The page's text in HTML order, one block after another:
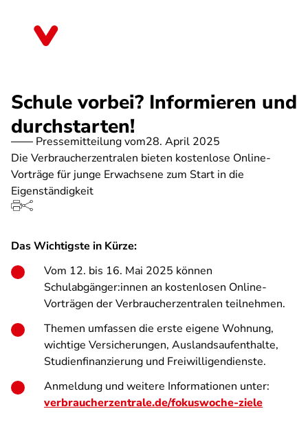
Schule vorbei? Informieren und
durchstarten!
Pressemitteilung vom28. April 2025
Die Verbraucherzentralen bieten kostenlose Online-
Vorträge für junge Erwachsene zum Start in die
Eigenständigkeit
Das Wichtigste in Kürze:
Vom 12. bis 16. Mai 2025 können
Schulabgänger:innen an kostenlosen Online-
Vorträgen der Verbraucherzentralen teilnehmen.
Themen umfassen die erste eigene Wohnung,
wichtige Versicherungen, Auslandsaufenthalte,
Studienfinanzierung und Freiwilligendienste.
Anmeldung und weitere Informationen unter:
verbraucherzentrale.de/fokuswoche-ziele